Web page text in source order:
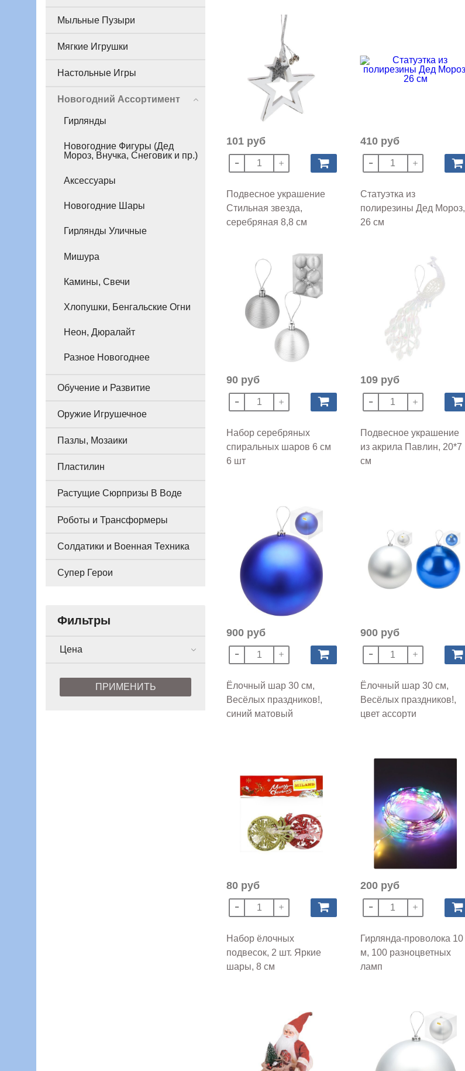
101 руб
Подвесное украшение
Стильная звезда,
серебряная 8,8 см
410 руб
Статуэтка из
полирезины Дед Мороз,
26 см
90 руб
Набор серебряных
спиральных шаров 6 см
6 шт
109 руб
Подвесное украшение
из акрила Павлин, 20*7
см
900 руб
Ёлочный шар 30 см,
Весёлых праздников!,
синий матовый
900 руб
Ёлочный шар 30 см,
Весёлых праздников!,
цвет ассорти
80 руб
Набор ёлочных
подвесок, 2 шт. Яркие
шары, 8 см
200 руб
Гирлянда-проволока 10
м, 100 разноцветных
ламп
Мыльные Пузыри
Мягкие Игрушки
Настольные Игры
Новогодний Ассортимент
Гирлянды
Новогодние Фигуры (Дед
Мороз, Внучка, Снеговик и пр.)
Аксессуары
Новогодние Шары
Гирлянды Уличные
Мишура
Камины, Свечи
Хлопушки, Бенгальские Огни
Неон, Дюралайт
Разное Новогоднее
Обучение и Развитие
Оружие Игрушечное
Пазлы, Мозаики
Пластилин
Растущие Сюрпризы В Воде
Роботы и Трансформеры
Солдатики и Военная Техника
Супер Герои
Фильтры
Цена
ПРИМЕНИТЬ